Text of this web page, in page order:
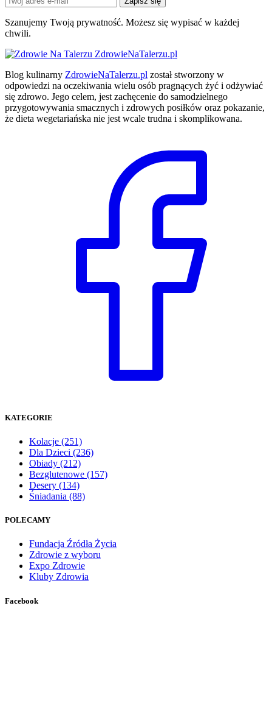
Szanujemy Twoją prywatność. Możesz się wypisać w każdej
chwili.
ZdrowieNaTalerzu.pl
Blog kulinarny ZdrowieNaTalerzu.pl został stworzony w
odpowiedzi na oczekiwania wielu osób pragnących żyć i odżywiać
się zdrowo. Jego celem, jest zachęcenie do samodzielnego
przygotowywania smacznych i zdrowych posiłków oraz pokazanie,
że dieta wegetariańska nie jest wcale trudna i skomplikowana.
KATEGORIE
Kolacje (251)
Dla Dzieci (236)
Obiady (212)
Bezglutenowe (157)
Desery (134)
Śniadania (88)
POLECAMY
Fundacja Źródła Życia
Zdrowie z wyboru
Expo Zdrowie
Kluby Zdrowia
Facebook